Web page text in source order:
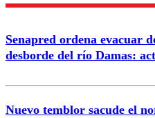
Senapred ordena evacuar
desborde del río Damas:
Nuevo temblor sacude el